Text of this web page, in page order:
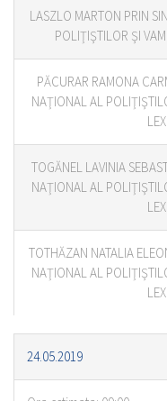
LASZLO MARTON PRIN
POLIŢIŞTILOR ŞI
PĂCURAR RAMONA
NAŢIONAL AL
TOGĂNEL LAVINIA
NAŢIONAL AL
TOTHĂZAN NATALIA
NAŢIONAL AL
24.05.2019